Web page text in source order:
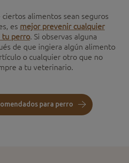
ciertos alimentos sean seguros
es mejor prevenir cualquier
tu perro. Si observas alguna
de que ingiera algún alimento
o cualquier otro que no
a tu veterinario.
para perro